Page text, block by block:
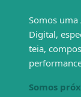
Somos
Digital,
teia,
Somos